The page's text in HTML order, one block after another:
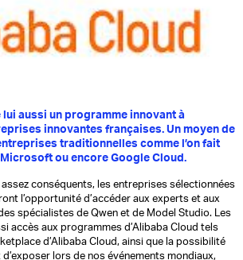
aussi un programme innovant à
innovantes françaises. Un moyen de
traditionnelles comme l’on fait
ou encore Google Cloud.
conséquents, les entreprises sélectionnées
l’opportunité d’accéder aux experts et aux
spécialistes de Qwen et de Model Studio. Les
accès aux programmes d’Alibaba Cloud tels
d’Alibaba Cloud, ainsi que la possibilité
lors de nos événements mondiaux,